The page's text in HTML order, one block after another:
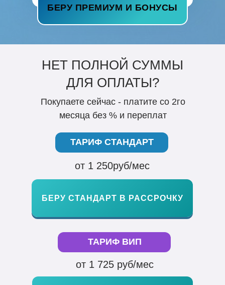
БЕРУ ПРЕМИУМ И БОНУСЫ
НЕТ ПОЛНОЙ СУММЫ
ДЛЯ ОПЛАТЫ?
Покупаете сейчас - платите со 2го
месяца без % и переплат
ТАРИФ ВИП
от 1 725 руб/мес
ТАРИФ СТАНДАРТ
от 1 250руб/мес
БЕРУ СТАНДАРТ В РАССРОЧКУ